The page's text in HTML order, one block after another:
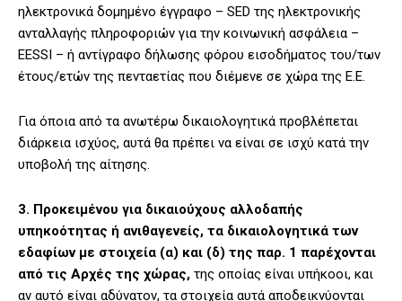
ηλεκτρονικά δομημένο έγγραφο – SED της ηλεκτρονικής
ανταλλαγής πληροφοριών για την κοινωνική ασφάλεια –
EESSI – ή αντίγραφο δήλωσης φόρου εισοδήματος του/των
έτους/ετών της πενταετίας που διέμενε σε χώρα της Ε.Ε.
Για όποια από τα ανωτέρω δικαιολογητικά προβλέπεται
διάρκεια ισχύος, αυτά θα πρέπει να είναι σε ισχύ κατά την
υποβολή της αίτησης.
3. Προκειμένου για δικαιούχους αλλοδαπής
υπηκοότητας ή ανιθαγενείς, τα δικαιολογητικά των
εδαφίων με στοιχεία (α) και (δ) της παρ. 1 παρέχονται
από τις Αρχές της χώρας, της οποίας είναι υπήκοοι, και
αν αυτό είναι αδύνατον, τα στοιχεία αυτά αποδεικνύονται